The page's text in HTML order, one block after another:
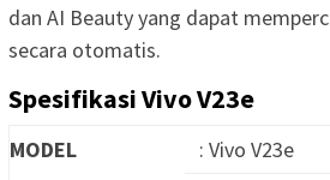
dan AI Beauty yang dapat
secara otomatis.
Spesifikasi Vivo V23e
MODEL
: Vivo V23e